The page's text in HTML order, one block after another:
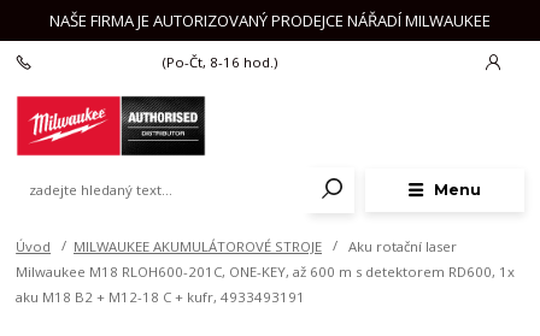
NAŠE FIRMA JE AUTORIZOVANÝ PRODEJCE NÁŘADÍ MILWAUKEE
Menu
(Po-Čt, 8-16 hod.)
Úvod MILWAUKEE AKUMULÁTOROVÉ STROJE
Aku rotační laser
Milwaukee M18 RLOH600-201C, ONE-KEY, až 600 m s detektorem RD600, 1x
aku M18 B2 + M12-18 C + kufr, 4933493191